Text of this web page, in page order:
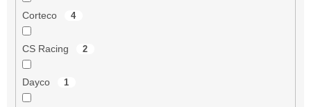
Corteco 4
CS Racing 2
Dayco 1